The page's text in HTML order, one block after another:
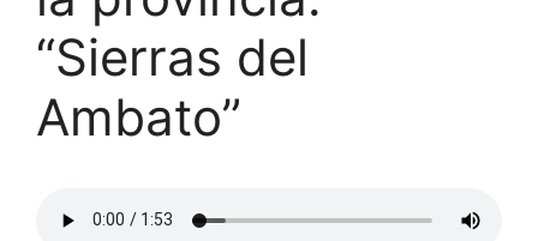
“Sierras del
Ambato”